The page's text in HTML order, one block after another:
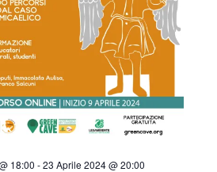
18:00 -23 Aprile 2024 @ 20:00